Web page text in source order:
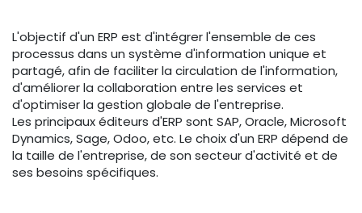
L'objectif d'un ERP est d'intégrer l'ensemble de ces
processus dans un système d'information unique et
partagé, afin de faciliter la circulation de l'information,
d'améliorer la collaboration entre les services et
d'optimiser la gestion globale de l'entreprise.
Les principaux éditeurs d'ERP sont SAP, Oracle, Microsoft
Dynamics, Sage, Odoo, etc. Le choix d'un ERP dépend de
la taille de l'entreprise, de son secteur d'activité et de
ses besoins spécifiques.